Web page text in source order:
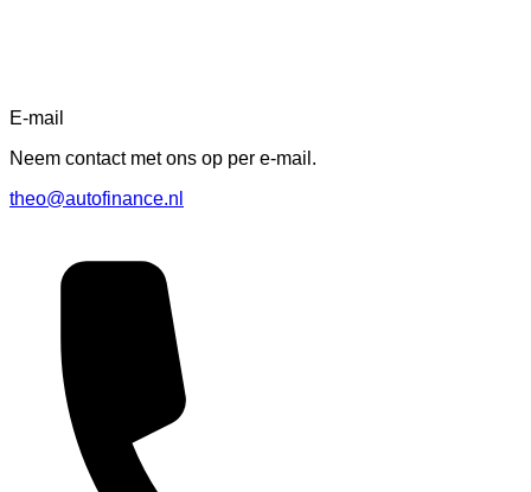
E-mail
Neem contact met ons op per e-mail.
theo@autofinance.nl